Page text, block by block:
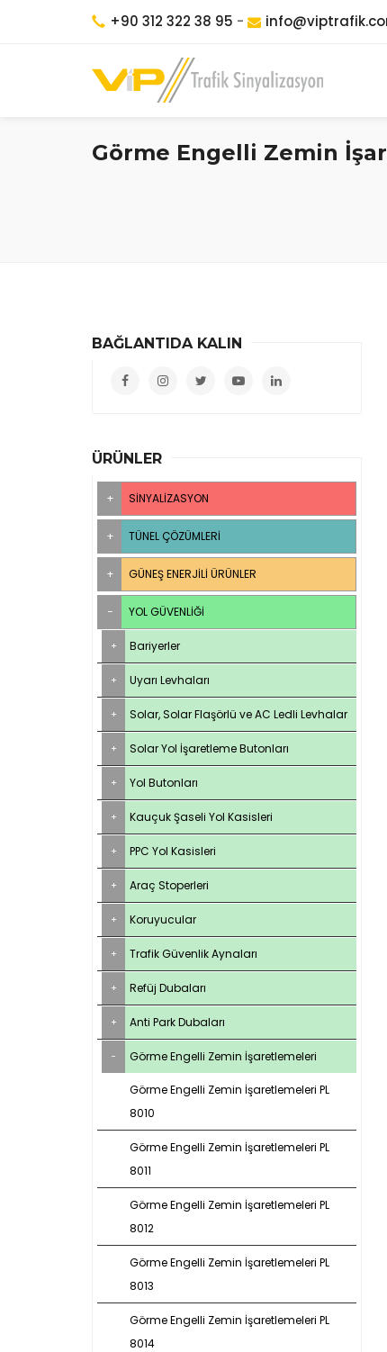
+90 312 322 38 95 -
Görme Engelli Zemin
BAĞLANTIDA KALIN
ÜRÜNLER
SINYALIZASYON
TÜNEL ÇÖZÜMLERI
GÜNEŞ ENERJILI ÜRÜNLER
YOL GÜVENLIĞI
Bariyerler
Uyarı Levhaları
Solar, Solar Flaşörlü ve AC Ledli Levhalar
Solar Yol İşaretleme Butonları
Yol Butonları
Kauçuk Şaseli Yol Kasisleri
PPC Yol Kasisleri
Araç Stoperleri
Koruyucular
Trafik Güvenlik Aynaları
Refüj Dubaları
Anti Park Dubaları
Görme Engelli Zemin İşaretlemeleri
Görme Engelli Zemin İşaretlemeleri PL
8010
Görme Engelli Zemin İşaretlemeleri PL
8011
Görme Engelli Zemin İşaretlemeleri PL
8012
Görme Engelli Zemin İşaretlemeleri PL
8013
Görme Engelli Zemin İşaretlemeleri PL
8014